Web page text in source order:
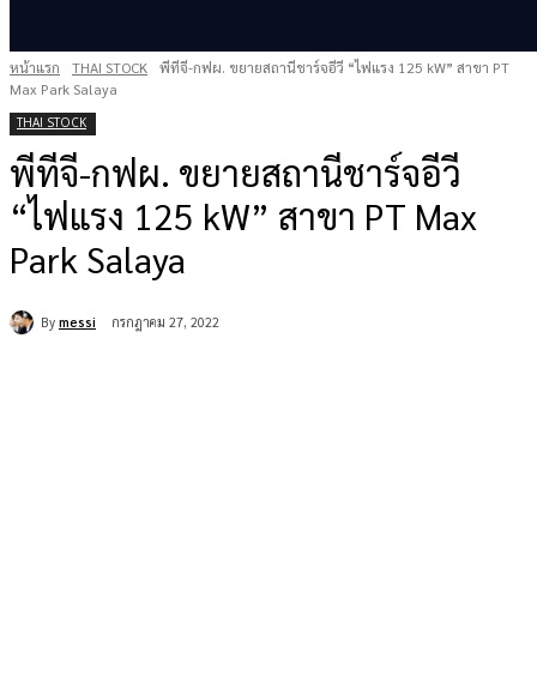
หน้าแรก THAI STOCK
พีทีจี-กฟผ. ขยายสถานีชาร์จอีวี “ไฟแรง 125 kW” สาขา PT
Max Park Salaya
THAI STOCK
พีทีจี-กฟผ. ขยายสถานีชาร์จอีวี
“ไฟแรง 125 kW” สาขา PT Max
Park Salaya
By messi กรกฎาคม 27, 2022